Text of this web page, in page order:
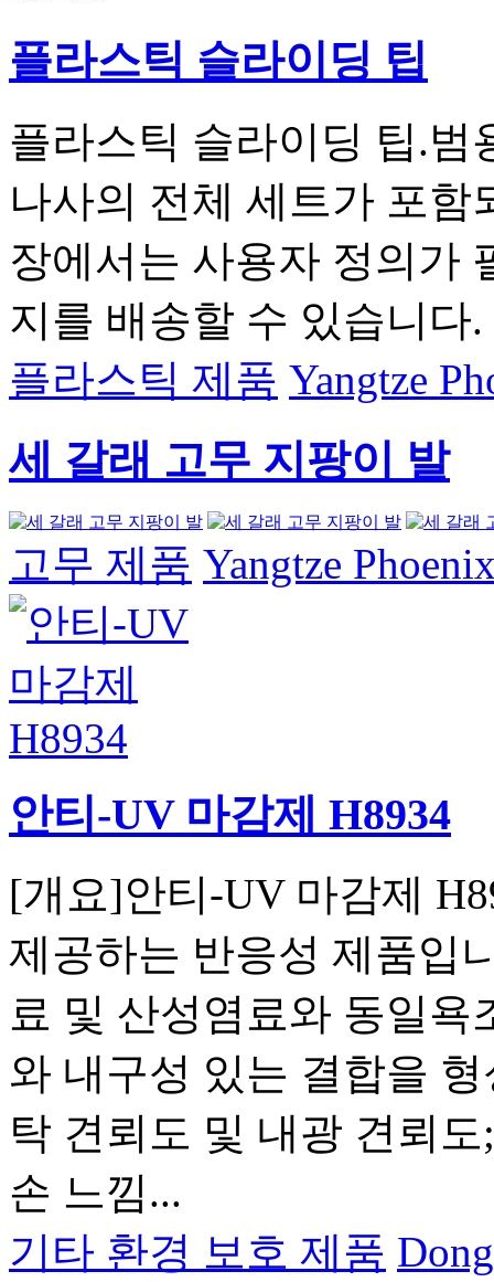
플라스틱 슬라이딩 팁
플라스틱 슬라이딩 팁.범
나사의 전체 세트가 포
장에서는 사용자 정의가
지를 배송할 수 있습니다.
플라스틱 제품 Yangtze
세 갈래 고무 지팡이 발
고무 제품 Yangtze
안티-UV 마감제 H8934
[개요]안티-UV 마감제
제공하는 반응성 제품입
료 및 산성염료와 동일
와 내구성 있는 결합을
탁 견뢰도 및 내광 견뢰
손 느낌...
기타 환경 보호 제품